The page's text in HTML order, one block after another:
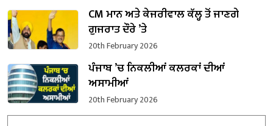
CM ਮਾਨ ਅਤੇ ਕੇਜਰੀਵਾਲ ਕੱਲ੍ਹ ਤੋਂ ਜਾਣਗੇ
ਗੁਜਰਾਤ ਦੌਰੇ ’ਤੇ
20th February 2026
ਪੰਜਾਬ ’ਚ ਨਿਕਲੀਆਂ ਕਲਰਕਾਂ ਦੀਆਂ
ਅਸਾਮੀਆਂ
20th February 2026